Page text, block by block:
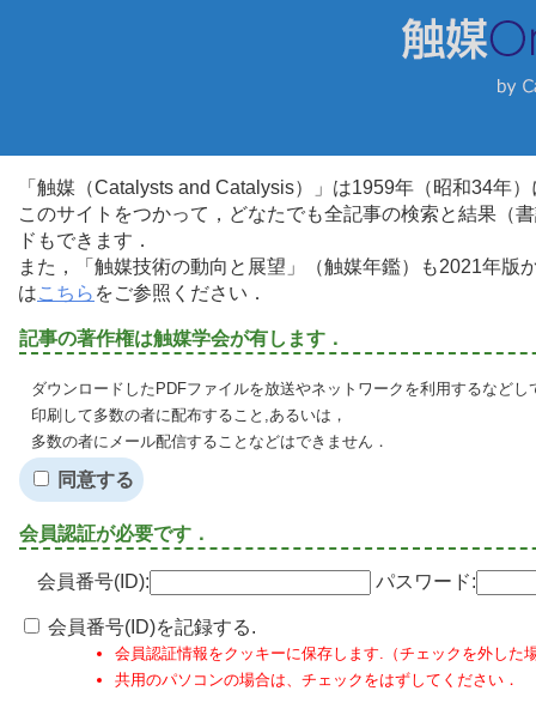
「触媒（Catalysts and Catalysis）」は1959年（昭和34年
このサイトをつかって，どなたでも全記事の検索と結果（
ドもできます．
また，「触媒技術の動向と展望」（触媒年鑑）も2021年
はこちら をご参照ください．
記事の著作権は触媒学会が有します．
ダウンロードしたPDFファイルを放送やネットワークを利用するなど
印刷して多数の者に配布すること,あるいは，
多数の者にメール配信することなどはできません．
同意する
会員認証が必要です．
会員番号(ID): パスワード:
会員番号(ID)を記録する.
会員認証情報をクッキーに保存します.（チェックを外した
共用のパソコンの場合は、チェックをはずしてください．